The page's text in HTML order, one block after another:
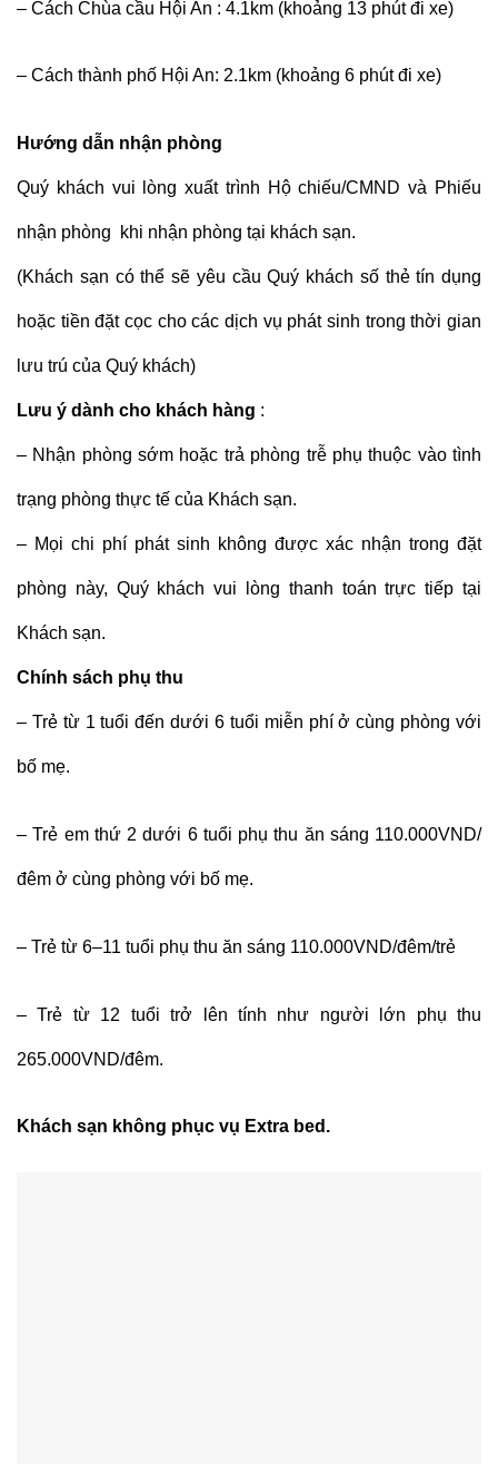
– Cách Chùa cầu Hội An : 4.1km (khoảng 13 phút đi xe)
– Cách thành phố Hội An: 2.1km (khoảng 6 phút đi xe)
Hướng dẫn nhận phòng
Quý khách vui lòng xuất trình Hộ chiếu/CMND và Phiếu
nhận phòng khi nhận phòng tại khách sạn.
(Khách sạn có thể sẽ yêu cầu Quý khách số thẻ tín dụng
hoặc tiền đặt cọc cho các dịch vụ phát sinh trong thời gian
lưu trú của Quý khách)
Lưu ý dành cho khách hàng :
– Nhận phòng sớm hoặc trả phòng trễ phụ thuộc vào tình
trạng phòng thực tế của Khách sạn.
– Mọi chi phí phát sinh không được xác nhận trong đặt
phòng này, Quý khách vui lòng thanh toán trực tiếp tại
Khách sạn.
Chính sách phụ thu
– Trẻ từ 1 tuổi đến dưới 6 tuổi miễn phí ở cùng phòng với
bố mẹ.
– Trẻ em thứ 2 dưới 6 tuổi phụ thu ăn sáng 110.000VND/
đêm ở cùng phòng với bố mẹ.
– Trẻ từ 6–11 tuổi phụ thu ăn sáng 110.000VND/đêm/trẻ
– Trẻ từ 12 tuổi trở lên tính như người lớn phụ thu
265.000VND/đêm.
Khách sạn không phục vụ Extra bed.